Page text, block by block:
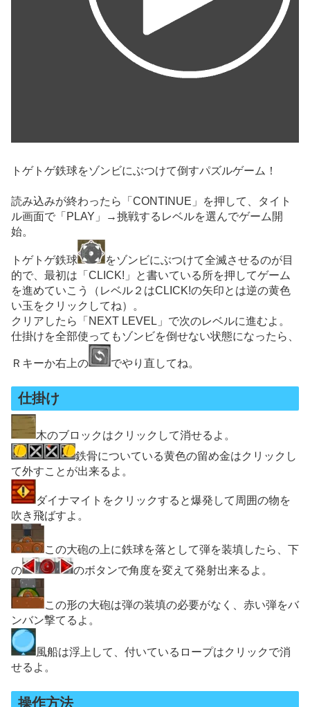
トゲトゲ鉄球をゾンビにぶつけて倒すパズルゲーム！
読み込みが終わったら「CONTINUE」を押して、タイト
ル画面で「PLAY」→挑戦するレベルを選んでゲーム開
始。
トゲトゲ鉄球
をゾンビにぶつけて全滅させるのが目
的で、最初は「CLICK!」と書いている所を押してゲーム
を進めていこう（レベル２はCLICK!の矢印とは逆の黄色
い玉をクリックしてね）。
クリアしたら「NEXT LEVEL」で次のレベルに進むよ。
仕掛けを全部使ってもゾンビを倒せない状態になったら、
Ｒキーか右上の でやり直してね。
仕掛け
木のブロックはクリックして消せるよ。
鉄骨についている黄色の留め金はクリックし
て外すことが出来るよ。
ダイナマイトをクリックすると爆発して周囲の物を
吹き飛ばすよ。
この大砲の上に鉄球を落として弾を装填したら、下
の
のボタンで角度を変えて発射出来るよ。
この形の大砲は弾の装填の必要がなく、赤い弾をバ
ンバン撃てるよ。
風船は浮上して、付いているロープはクリックで消
せるよ。
操作方法